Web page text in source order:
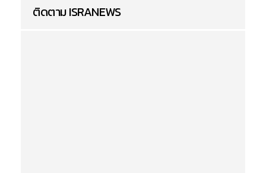
ติดตาม ISRANEWS